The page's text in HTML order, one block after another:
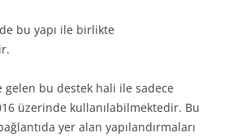
bu yapı ile birlikte
gelen bu destek hali ile sadece
üzerinde kullanılabilmektedir. Bu
yer alan yapılandırmaları